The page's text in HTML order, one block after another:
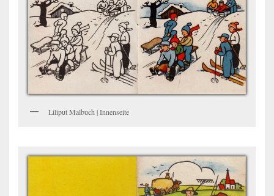
Liliput Malbuch | Innenseite